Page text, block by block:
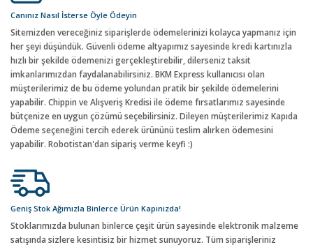
Canınız Nasıl İsterse Öyle Ödeyin
Sitemizden vereceğiniz siparişlerde ödemelerinizi kolayca yapmanız için
her şeyi düşündük. Güvenli ödeme altyapımız sayesinde kredi kartınızla
hızlı bir şekilde ödemenizi gerçekleştirebilir, dilerseniz taksit
imkanlarımızdan faydalanabilirsiniz. BKM Express kullanıcısı olan
müşterilerimiz de bu ödeme yolundan pratik bir şekilde ödemelerini
yapabilir. Chippin ve Alışveriş Kredisi ile ödeme fırsatlarımız sayesinde
bütçenize en uygun çözümü seçebilirsiniz. Dileyen müşterilerimiz Kapıda
Ödeme seçeneğini tercih ederek ürününü teslim alırken ödemesini
yapabilir. Robotistan'dan sipariş verme keyfi :)
Geniş Stok Ağımızla Binlerce Ürün Kapınızda!
Stoklarımızda bulunan binlerce çeşit ürün sayesinde elektronik malzeme
satışında sizlere kesintisiz bir hizmet sunuyoruz. Tüm siparişleriniz